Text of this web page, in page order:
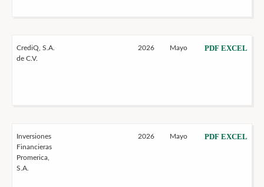
CrediQ, S.A.
de C.V.
2026 Mayo PDF EXCEL
Inversiones
Financieras
Promerica,
S.A.
2026 Mayo PDF EXCEL